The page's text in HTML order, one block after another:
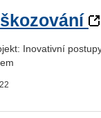
Inovativní